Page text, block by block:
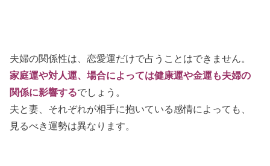
夫婦の関係性は、恋愛運だけで占うことはできません。
家庭運や対人運、場合によっては健康運や金運も夫婦の
関係に影響するでしょう。
夫と妻、それぞれが相手に抱いている感情によっても、
見るべき運勢は異なります。